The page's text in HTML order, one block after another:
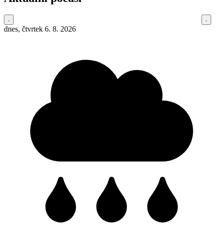
dnes, čtvrtek 6. 8. 2026